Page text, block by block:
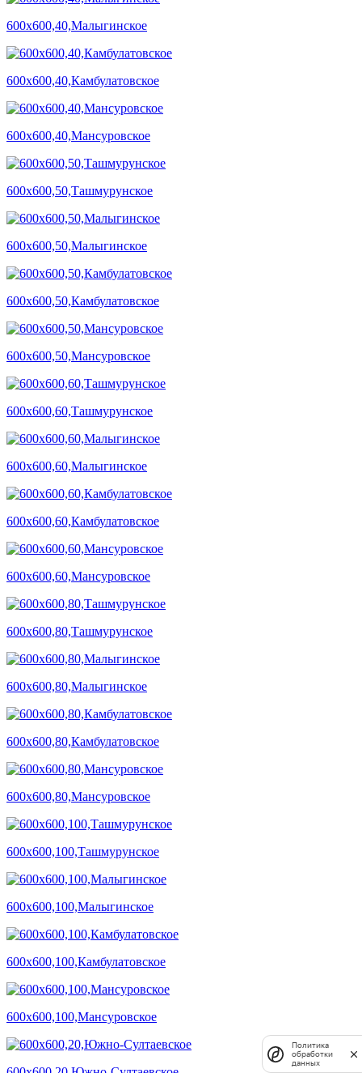
600х600,40,Малыгинское
600х600,40,Камбулатовское
600х600,40,Мансуровское
600х600,50,Ташмурунское
600х600,50,Малыгинское
600х600,50,Камбулатовское
600х600,50,Мансуровское
600х600,60,Ташмурунское
600х600,60,Малыгинское
600х600,60,Камбулатовское
600х600,60,Мансуровское
600х600,80,Ташмурунское
600х600,80,Малыгинское
600х600,80,Камбулатовское
600х600,80,Мансуровское
600х600,100,Ташмурунское
600х600,100,Малыгинское
600х600,100,Камбулатовское
600х600,100,Мансуровское
Политика
обработки
данных